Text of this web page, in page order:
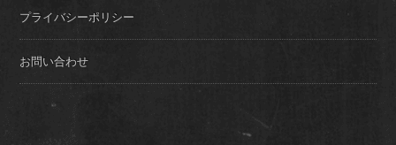
プライバシーポリシー
お問い合わせ